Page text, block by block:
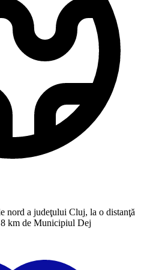
nord a judeţului Cluj, la o distanţă
km de Municipiul Dej